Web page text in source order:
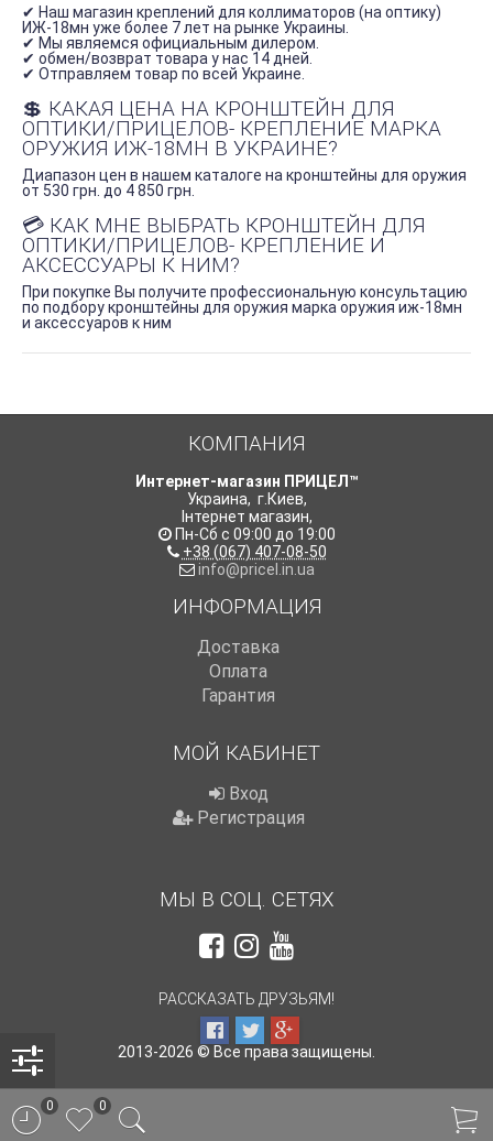
✔ Наш магазин креплений для коллиматоров (на оптику)
ИЖ-18мн уже более 7 лет на рынке Украины.
✔ Мы являемся официальным дилером.
✔ обмен/возврат товара у нас 14 дней.
✔ Отправляем товар по всей Украине.
💲 КАКАЯ ЦЕНА НА КРОНШТЕЙН ДЛЯ
ОПТИКИ/ПРИЦЕЛОВ- КРЕПЛЕНИЕ МАРКА
ОРУЖИЯ ИЖ-18МН В УКРАИНЕ?
Диапазон цен в нашем каталоге на кронштейны для оружия
от 530 грн. до 4 850 грн.
💳 КАК МНЕ ВЫБРАТЬ КРОНШТЕЙН ДЛЯ
ОПТИКИ/ПРИЦЕЛОВ- КРЕПЛЕНИЕ И
АКСЕССУАРЫ К НИМ?
При покупке Вы получите профессиональную консультацию
по подбору кронштейны для оружия марка оружия иж-18мн
и аксессуаров к ним
КОМПАНИЯ
Интернет-магазин ПРИЦЕЛ™
Украина, г.Киев,
Інтернет магазин,
Пн-Сб с 09:00 до 19:00
+38 (067) 407-08-50
info@pricel.in.ua
ИНФОРМАЦИЯ
Доставка
Оплата
Гарантия
МОЙ КАБИНЕТ
Вход
Регистрация
МЫ В СОЦ. СЕТЯХ
РАССКАЗАТЬ ДРУЗЬЯМ!
2013-2026 © Все права защищены.
0 0